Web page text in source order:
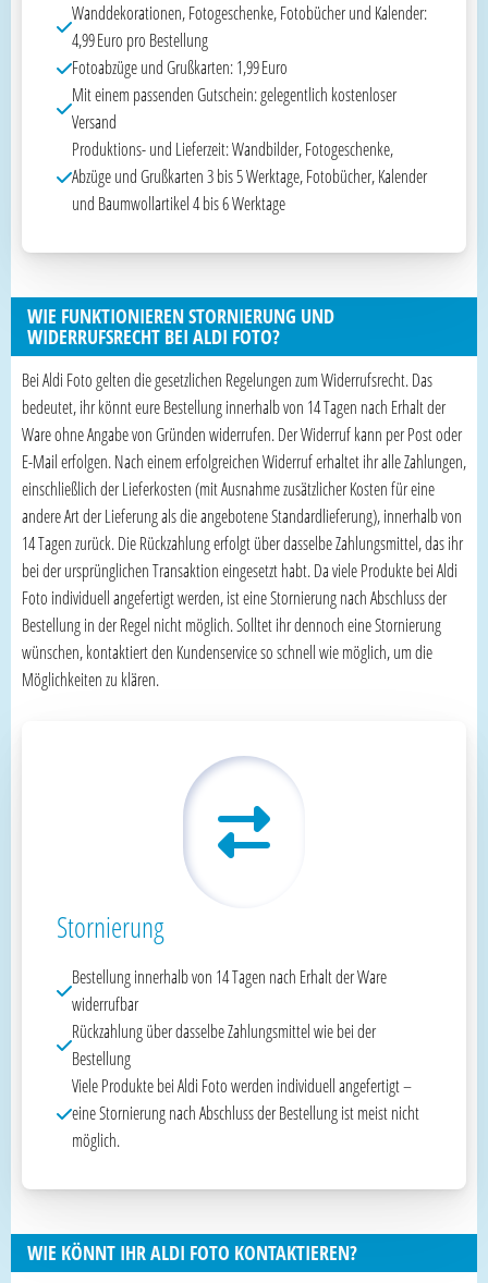
Wanddekorationen, Fotogeschenke, Fotobücher und Kalender:
4,99 Euro pro Bestellung
Fotoabzüge und Grußkarten: 1,99 Euro
Mit einem passenden Gutschein: gelegentlich kostenloser
Versand
Produktions- und Lieferzeit: Wandbilder, Fotogeschenke,
Abzüge und Grußkarten 3 bis 5 Werktage, Fotobücher, Kalender
und Baumwollartikel 4 bis 6 Werktage
WIE FUNKTIONIEREN STORNIERUNG UND
WIDERRUFSRECHT BEI ALDI FOTO?
Bei Aldi Foto gelten die gesetzlichen Regelungen zum Widerrufsrecht. Das
bedeutet, ihr könnt eure Bestellung innerhalb von 14 Tagen nach Erhalt der
Ware ohne Angabe von Gründen widerrufen. Der Widerruf kann per Post oder
E-Mail erfolgen. Nach einem erfolgreichen Widerruf erhaltet ihr alle Zahlungen,
einschließlich der Lieferkosten (mit Ausnahme zusätzlicher Kosten für eine
andere Art der Lieferung als die angebotene Standardlieferung), innerhalb von
14 Tagen zurück. Die Rückzahlung erfolgt über dasselbe Zahlungsmittel, das ihr
bei der ursprünglichen Transaktion eingesetzt habt. Da viele Produkte bei Aldi
Foto individuell angefertigt werden, ist eine Stornierung nach Abschluss der
Bestellung in der Regel nicht möglich. Solltet ihr dennoch eine Stornierung
wünschen, kontaktiert den Kundenservice so schnell wie möglich, um die
Möglichkeiten zu klären.
Stornierung
Bestellung innerhalb von 14 Tagen nach Erhalt der Ware
widerrufbar
Rückzahlung über dasselbe Zahlungsmittel wie bei der
Bestellung
Viele Produkte bei Aldi Foto werden individuell angefertigt –
eine Stornierung nach Abschluss der Bestellung ist meist nicht
möglich.
WIE KÖNNT IHR ALDI FOTO KONTAKTIEREN?